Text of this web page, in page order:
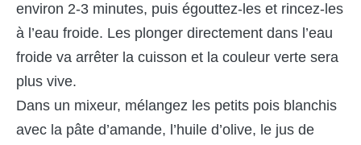
environ 2-3 minutes, puis égouttez-les et rincez-les
à l’eau froide. Les plonger directement dans l’eau
froide va arrêter la cuisson et la couleur verte sera
plus vive.
Dans un mixeur, mélangez les petits pois blanchis
avec la pâte d’amande, l’huile d’olive, le jus de